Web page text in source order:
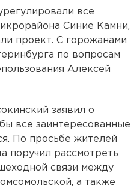
все
Синие Камни,
проект. С горожанами
по вопросам
Алексей
заявил о
все заинтересованные
По просьбе жителей
поручил рассмотреть
связи между
а также